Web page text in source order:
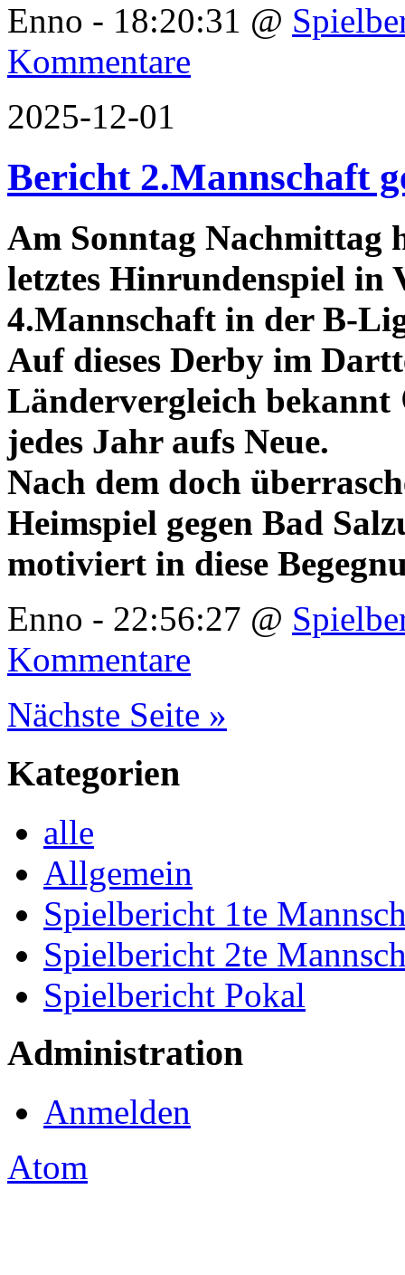
Enno - 18:20:31 @
Kommentare
2025-12-01
Bericht 2.Mannschaft
Am Sonntag Nachmittag
letztes Hinrundenspiel in
4.Mannschaft in der B-
Auf dieses Derby im
Ländervergleich bekannt
jedes Jahr aufs Neue.
Nach dem doch
Heimspiel gegen Bad
motiviert in diese
Enno - 22:56:27 @
Kommentare
Nächste Seite »
Kategorien
alle
Allgemein
Spielbericht 1te
Spielbericht 2te
Spielbericht Pokal
Administration
Anmelden
Atom